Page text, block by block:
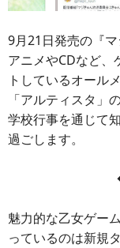
9月21日発売の『
アニメやCDなど、
トしているオール
「アルティスタ」
学校行事を通じて
過ごします。
魅力的な乙女ゲー
っているのは新規